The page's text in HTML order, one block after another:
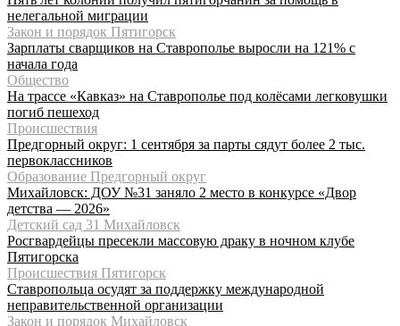
нелегальной миграции
Закон и порядок Пятигорск
Зарплаты сварщиков на Ставрополье выросли на 121% с
начала года
Общество
На трассе «Кавказ» на Ставрополье под колёсами легковушки
погиб пешеход
Происшествия
Предгорный округ: 1 сентября за парты сядут более 2 тыс.
первоклассников
Образование Предгорный округ
Михайловск: ДОУ №31 заняло 2 место в конкурсе «Двор
детства — 2026»
Детский сад 31 Михайловск
Росгвардейцы пресекли массовую драку в ночном клубе
Пятигорска
Происшествия Пятигорск
Ставропольца осудят за поддержку международной
неправительственной организации
Закон и порядок Михайловск